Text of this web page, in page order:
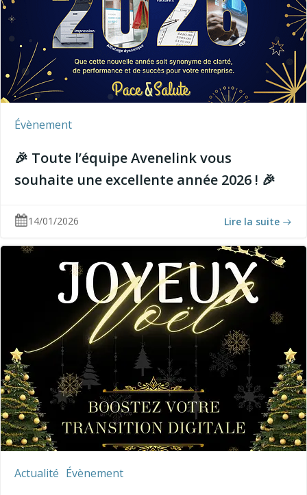
Évènement
🎉 Toute l’équipe Avenelink vous
souhaite une excellente année 2026 ! 🎉
14/01/2026 Lire la suite
Actualité Évènement